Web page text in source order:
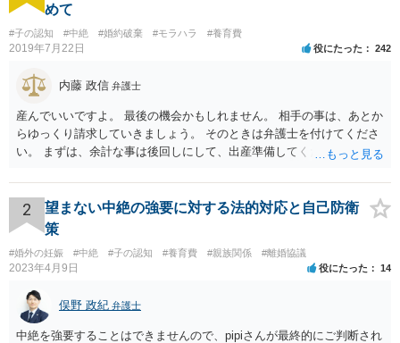
めて
#子の認知 #中絶 #婚約破棄 #モラハラ #養育費
2019年7月22日 役にたった 242
内藤 政信 弁護士
産んでいいですよ。 最後の機会かもしれません。 相手の事は、あとか
らゆっくり請求していきましょう。 そのときは弁護士を付けてくださ
い。 まずは、余計な事は後回しにして、出産準備してください。
2
望まない中絶の強要に対する法的対応と自己防衛
策
#婚外の妊娠 #中絶 #子の認知 #養育費 #親族関係 #離婚協議
2023年4月9日 役にたった 14
俣野 政紀 弁護士
中絶を強要することはできませんので、pipiさんが最終的にご判断され